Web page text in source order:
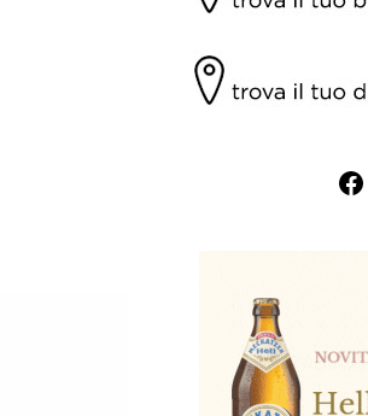
Facebook